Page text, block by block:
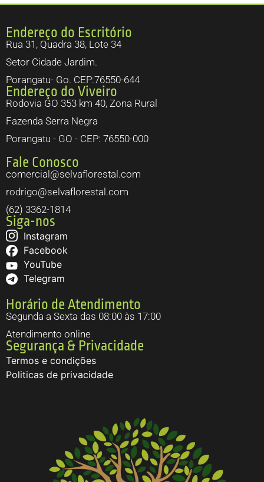
Endereço do Escritório
Rua 31, Quadra 38, Lote 34
Setor Cidade Jardim.
Porangatu- Go. CEP:76550-644
Endereço do Viveiro
Rodovia GO 353 km 40, Zona Rural
Fazenda Serra Negra
Porangatu - GO - CEP: 76550-000
Fale Conosco
comercial@selvaflorestal.com
rodrigo@selvaflorestal.com
(62) 3362-1814
Siga-nos
Instagram
Facebook
YouTube
Telegram
Horário de Atendimento
Segunda a Sexta das 08:00 às 17:00
Atendimento online
Segurança & Privacidade
Termos e condições
Politicas de privacidade